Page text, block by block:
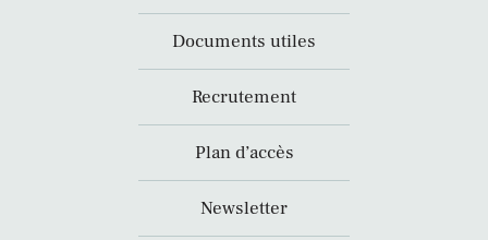
Documents utiles
Recrutement
Plan d’accès
Newsletter